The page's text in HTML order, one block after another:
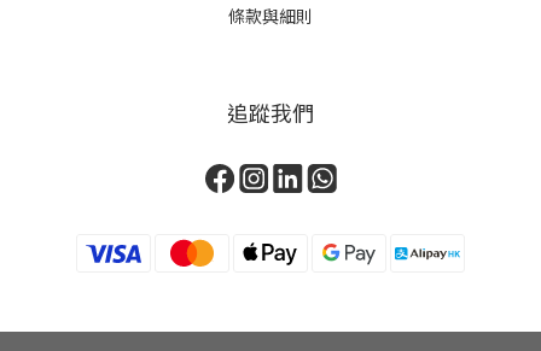
條款與細則
追蹤我們